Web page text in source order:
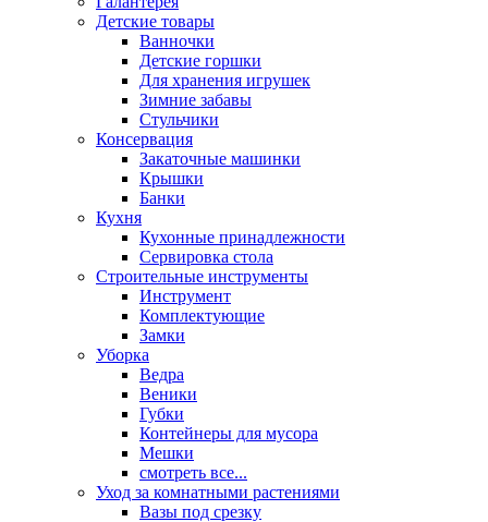
Детские товары
Ванночки
Детские горшки
Для хранения игрушек
Зимние забавы
Стульчики
Консервация
Закаточные машинки
Крышки
Банки
Кухня
Кухонные принадлежности
Сервировка стола
Строительные инструменты
Инструмент
Комплектующие
Замки
Уборка
Ведра
Веники
Губки
Контейнеры для мусора
Мешки
смотреть все...
Уход за комнатными растениями
Вазы под срезку